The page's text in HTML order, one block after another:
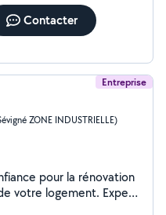
Contacter
Entreprise
ZONE INDUSTRIELLE)
pour la rénovation
votre logement. Expert